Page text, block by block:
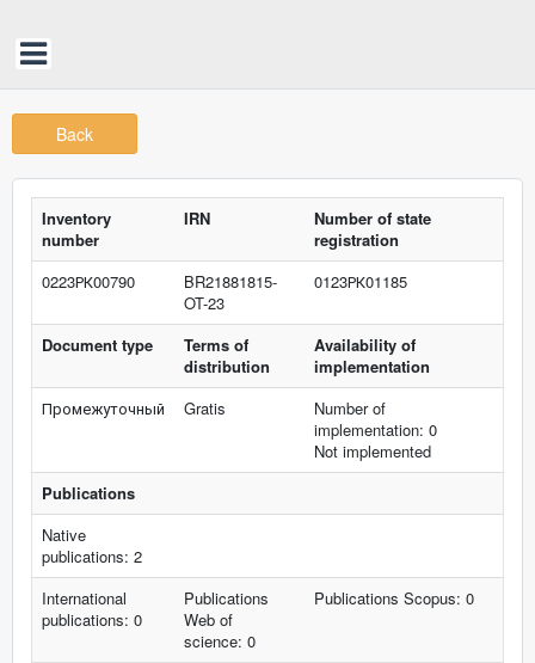
Back
Inventory
number
IRN
Number of state
registration
0223РК00790
BR21881815-
OT-23
0123РК01185
Document type
Terms of
distribution
Availability of
implementation
Промежуточный
Gratis
Number of
implementation: 0
Not implemented
Publications
Native
publications: 2
International
publications: 0
Publications
Web of
science: 0
Publications Scopus: 0